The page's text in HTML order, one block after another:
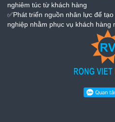
nghiêm túc từ khách hàng
✅Phát triển nguồn nhân lực để
nghiệp nhằm phục vụ khách hàng